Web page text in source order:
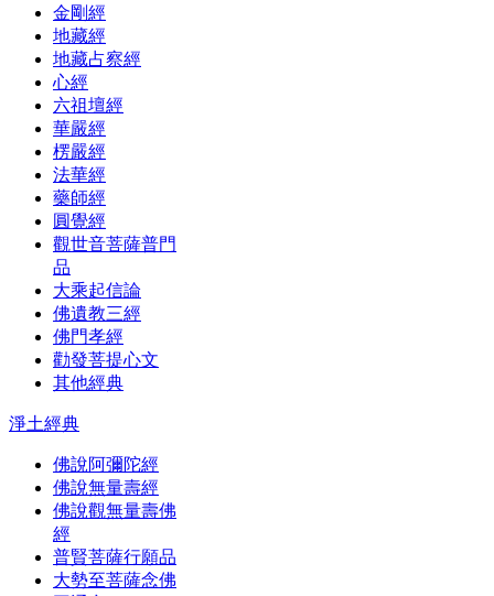
金剛經
地藏經
地藏占察經
心經
六祖壇經
華嚴經
楞嚴經
法華經
藥師經
圓覺經
觀世音菩薩普門
品
大乘起信論
佛遺教三經
佛門孝經
勸發菩提心文
其他經典
淨土經典
佛說阿彌陀經
佛說無量壽經
佛說觀無量壽佛
經
普賢菩薩行願品
大勢至菩薩念佛